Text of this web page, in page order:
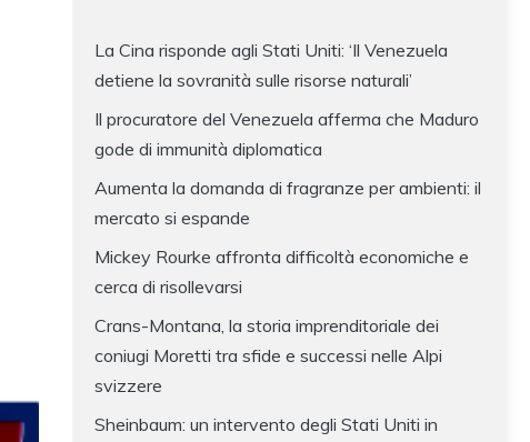
La Cina risponde agli Stati Uniti: ‘Il Venezuela
detiene la sovranità sulle risorse naturali’
Il procuratore del Venezuela afferma che Maduro
gode di immunità diplomatica
Aumenta la domanda di fragranze per ambienti: il
mercato si espande
Mickey Rourke affronta difficoltà economiche e
cerca di risollevarsi
Crans-Montana, la storia imprenditoriale dei
coniugi Moretti tra sfide e successi nelle Alpi
svizzere
Sheinbaum: un intervento degli Stati Uniti in